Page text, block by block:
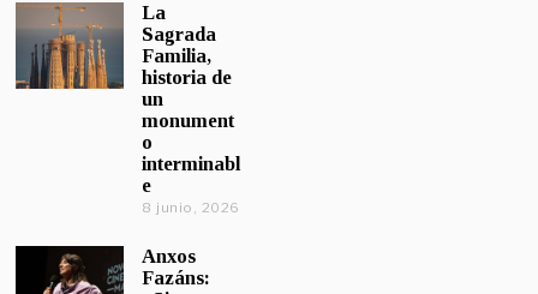
La
Sagrada
Familia,
historia de
un
monument
o
interminabl
e
8 junio, 2026
Anxos
Fazáns: